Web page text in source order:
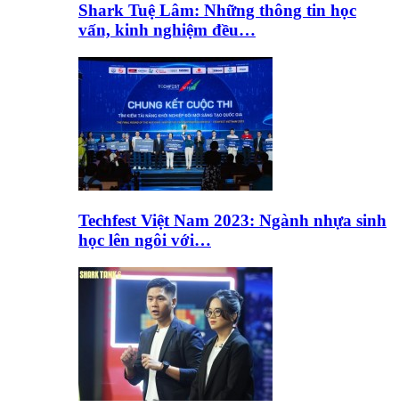
Shark Tuệ Lâm: Những thông tin học
vấn, kinh nghiệm đều…
Techfest Việt Nam 2023: Ngành nhựa sinh
học lên ngôi với…